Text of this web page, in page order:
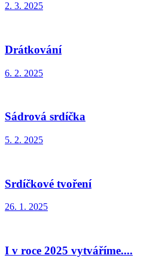
2. 3. 2025
Drátkování
6. 2. 2025
Sádrová srdíčka
5. 2. 2025
Srdíčkové tvoření
26. 1. 2025
I v roce 2025 vytváříme....